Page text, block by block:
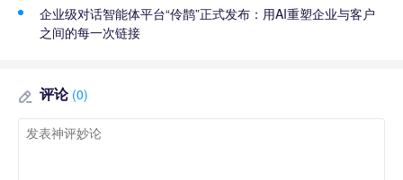
企业级对话智能体平台“伶鹊”正式发布：用AI重塑企业与客户
之间的每一次链接
评论 (0)